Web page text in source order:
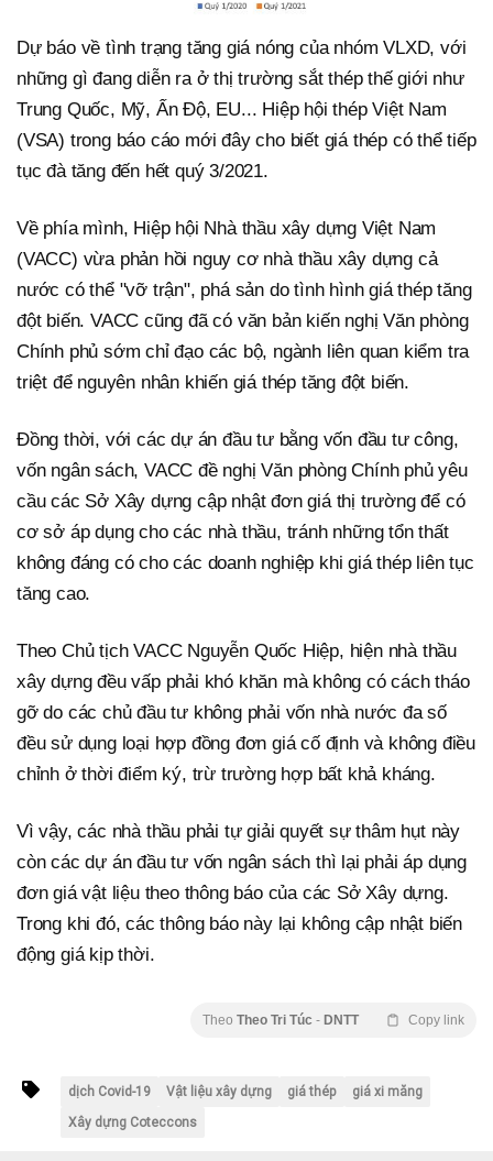
Dự báo về tình trạng tăng giá nóng của nhóm VLXD, với
những gì đang diễn ra ở thị trường sắt thép thế giới như
Trung Quốc, Mỹ, Ấn Độ, EU... Hiệp hội thép Việt Nam
(VSA) trong báo cáo mới đây cho biết giá thép có thể tiếp
tục đà tăng đến hết quý 3/2021.
Về phía mình, Hiệp hội Nhà thầu xây dựng Việt Nam
(VACC) vừa phản hồi nguy cơ nhà thầu xây dựng cả
nước có thể "vỡ trận", phá sản do tình hình giá thép tăng
đột biến. VACC cũng đã có văn bản kiến nghị Văn phòng
Chính phủ sớm chỉ đạo các bộ, ngành liên quan kiểm tra
triệt để nguyên nhân khiến giá thép tăng đột biến.
Đồng thời, với các dự án đầu tư bằng vốn đầu tư công,
vốn ngân sách, VACC đề nghị Văn phòng Chính phủ yêu
cầu các Sở Xây dựng cập nhật đơn giá thị trường để có
cơ sở áp dụng cho các nhà thầu, tránh những tổn thất
không đáng có cho các doanh nghiệp khi giá thép liên tục
tăng cao.
Theo Chủ tịch VACC Nguyễn Quốc Hiệp, hiện nhà thầu
xây dựng đều vấp phải khó khăn mà không có cách tháo
gỡ do các chủ đầu tư không phải vốn nhà nước đa số
đều sử dụng loại hợp đồng đơn giá cố định và không điều
chỉnh ở thời điểm ký, trừ trường hợp bất khả kháng.
Vì vậy, các nhà thầu phải tự giải quyết sự thâm hụt này
còn các dự án đầu tư vốn ngân sách thì lại phải áp dụng
đơn giá vật liệu theo thông báo của các Sở Xây dựng.
Trong khi đó, các thông báo này lại không cập nhật biến
động giá kịp thời.
Theo Theo Tri Túc - DNTT Copy link
dịch Covid-19 Vật liệu xây dựng giá thép
giá xi măng
Xây dựng Coteccons